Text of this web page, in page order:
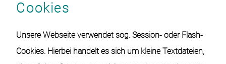
Cookies
Unsere Webseite verwendet sog. Session- oder Flash-
Cookies. Hierbei handelt es sich um kleine Textdateien,